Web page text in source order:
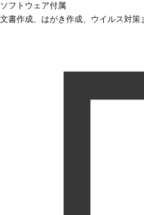
ソフトウェア付属
文書作成、はがき作成、ウイルス対